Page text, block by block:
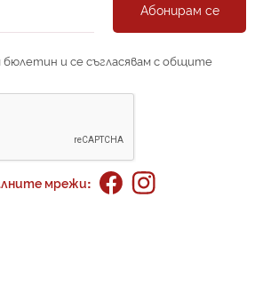
Абонирам се
бюлетин и се съгласявам с общите
мрежи: